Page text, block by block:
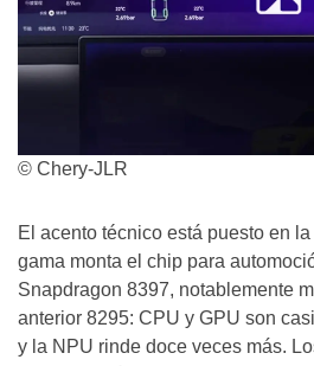
© Chery-JLR
El acento técnico está puesto en
gama monta el chip para
Snapdragon 8397, notablemente
anterior 8295: CPU y GPU son
y la NPU rinde doce veces más.